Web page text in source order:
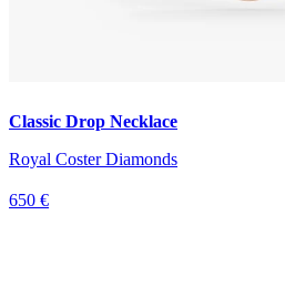
Classic Drop Necklace
Royal Coster Diamonds
650 €